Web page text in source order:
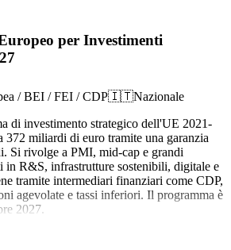
per Investimenti
/ BEI / FEI / CDP🇮🇹Nazionale
di investimento strategico dell'UE 2021-
372 miliardi di euro tramite una garanzia
Si rivolge a PMI, mid-cap e grandi
in R&S, infrastrutture sostenibili, digitale e
tramite intermediari finanziari come CDP,
agevolate e tassi inferiori. Il programma è
2027.